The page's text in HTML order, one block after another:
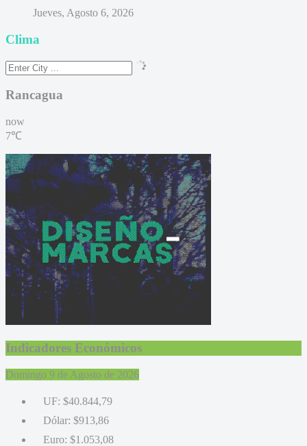
Jueves, Agosto 6, 2026
Clima
Rancagua
now
7℃
Indicadores Económicos
Domingo 9 de Agosto de 2026
UF: $40.844,79
Dólar: $913,86
Euro: $1.053,08